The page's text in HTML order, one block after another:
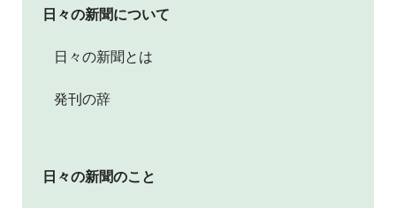
日々の新聞について
日々の新聞とは
発刊の辞
日々の新聞のこと